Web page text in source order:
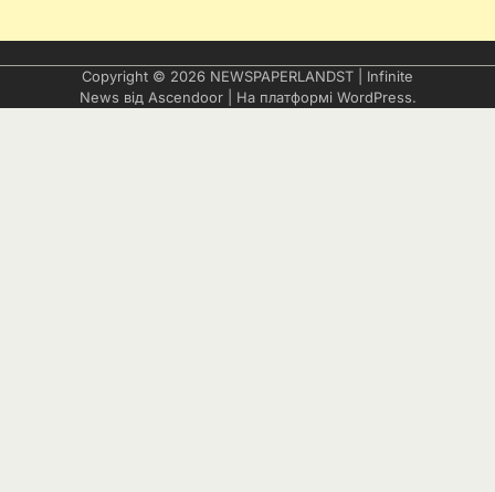
Copyright © 2026 NEWSPAPERLANDST | Infinite
News від Ascendoor| На платформі WordPress.